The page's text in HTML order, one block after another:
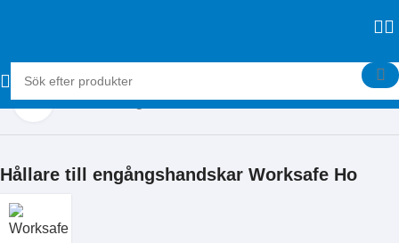
Hem Skyddsutrustning
Klicka för att förstora
Hållare till engångshandskar Worksafe Ho